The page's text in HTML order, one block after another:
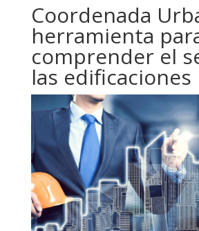
Coordenada
herramienta
comprender el
las edificaciones